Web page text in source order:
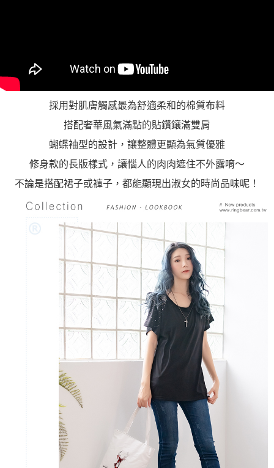
採用對肌膚觸感最為舒適柔和的棉質布料
搭配奢華風氣滿點的貼鑽鑲滿雙肩
蝴蝶袖型的設計，讓整體更顯為氣質優雅
修身款的長版樣式，讓惱人的肉肉遮住不外露唷～
不論是搭配裙子或褲子，都能顯現出淑女的時尚品味呢！